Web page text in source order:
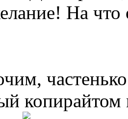
На что
копирайтом